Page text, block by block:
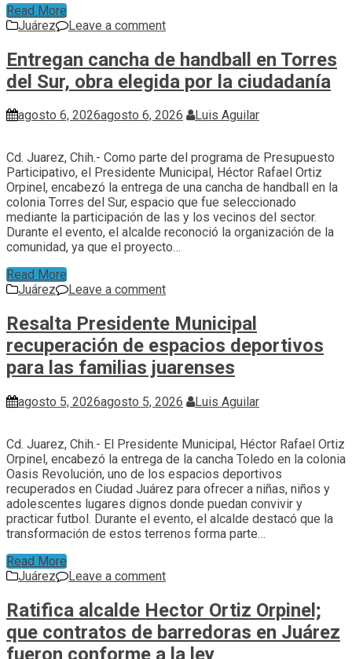
Read More
Juárez
Leave a comment
Entregan cancha de handball en Torres
del Sur, obra elegida por la ciudadanía
agosto 6, 2026agosto 6, 2026 Luis Aguilar
Cd. Juarez, Chih.- Como parte del programa de Presupuesto
Participativo, el Presidente Municipal, Héctor Rafael Ortiz
Orpinel, encabezó la entrega de una cancha de handball en la
colonia Torres del Sur, espacio que fue seleccionado
mediante la participación de las y los vecinos del sector.
Durante el evento, el alcalde reconoció la organización de la
comunidad, ya que el proyecto…
Read More
Juárez
Leave a comment
Resalta Presidente Municipal
recuperación de espacios deportivos
para las familias juarenses
agosto 5, 2026agosto 5, 2026 Luis Aguilar
Cd. Juarez, Chih.- El Presidente Municipal, Héctor Rafael Ortiz
Orpinel, encabezó la entrega de la cancha Toledo en la colonia
Oasis Revolución, uno de los espacios deportivos
recuperados en Ciudad Juárez para ofrecer a niñas, niños y
adolescentes lugares dignos donde puedan convivir y
practicar futbol. Durante el evento, el alcalde destacó que la
transformación de estos terrenos forma parte…
Read More
Juárez
Leave a comment
Ratifica alcalde Hector Ortiz Orpinel;
que contratos de barredoras en Juárez
fueron conforme a la ley